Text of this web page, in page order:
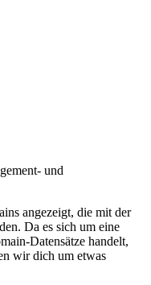
und
angezeigt, die mit der
Da es sich um eine
Datensätze handelt,
wir dich um etwas